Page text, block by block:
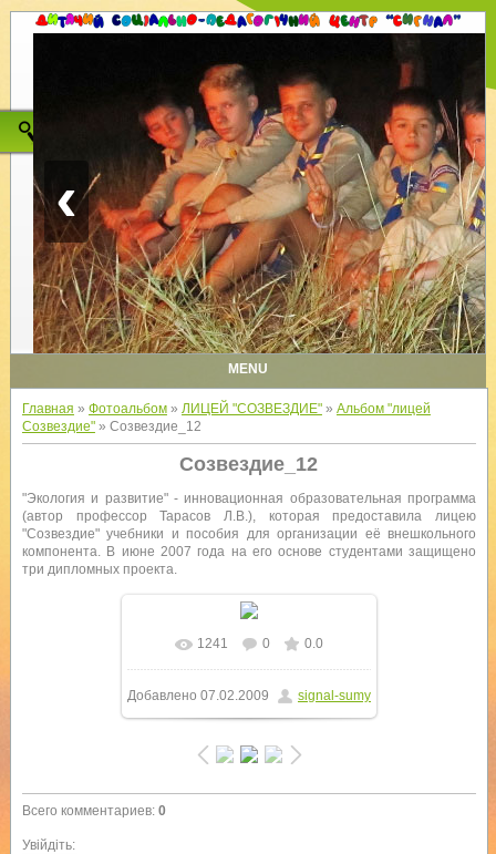
‹
MENU
Главная » Фотоальбом» ЛИЦЕЙ "СОЗВЕЗДИЕ"» Альбом "лицей
Созвездие"» Созвездие_12
Созвездие_12
"Экология и развитие" - инновационная образовательная программа
(автор профессор Тарасов Л.В.), которая предоставила лицею
"Созвездие" учебники и пособия для организации её внешкольного
компонента. В июне 2007 года на его основе студентами защищено
три дипломных проекта.
1241 0 0.0
Добавлено 07.02.2009 signal-sumy
Всего комментариев: 0
Увійдіть: